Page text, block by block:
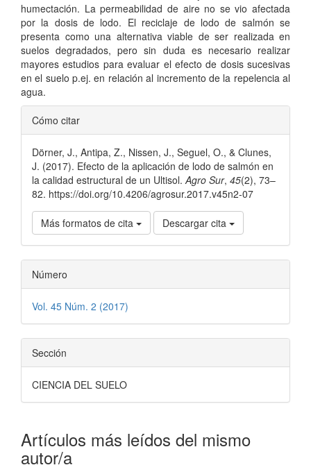
humectación. La permeabilidad de aire no se vio afectada
por la dosis de lodo. El reciclaje de lodo de salmón se
presenta como una alternativa viable de ser realizada en
suelos degradados, pero sin duda es necesario realizar
mayores estudios para evaluar el efecto de dosis sucesivas
en el suelo p.ej. en relación al incremento de la repelencia al
agua.
Detalles
del
artículo
Cómo citar
Dörner, J., Antipa, Z., Nissen, J., Seguel, O., & Clunes,
J. (2017). Efecto de la aplicación de lodo de salmón en
la calidad estructural de un Ultisol. Agro Sur, 45(2), 73–
82. https://doi.org/10.4206/agrosur.2017.v45n2-07
Más formatos de cita Descargar cita
Número
Vol. 45 Núm. 2 (2017)
Sección
CIENCIA DEL SUELO
Artículos más leídos del mismo
autor/a